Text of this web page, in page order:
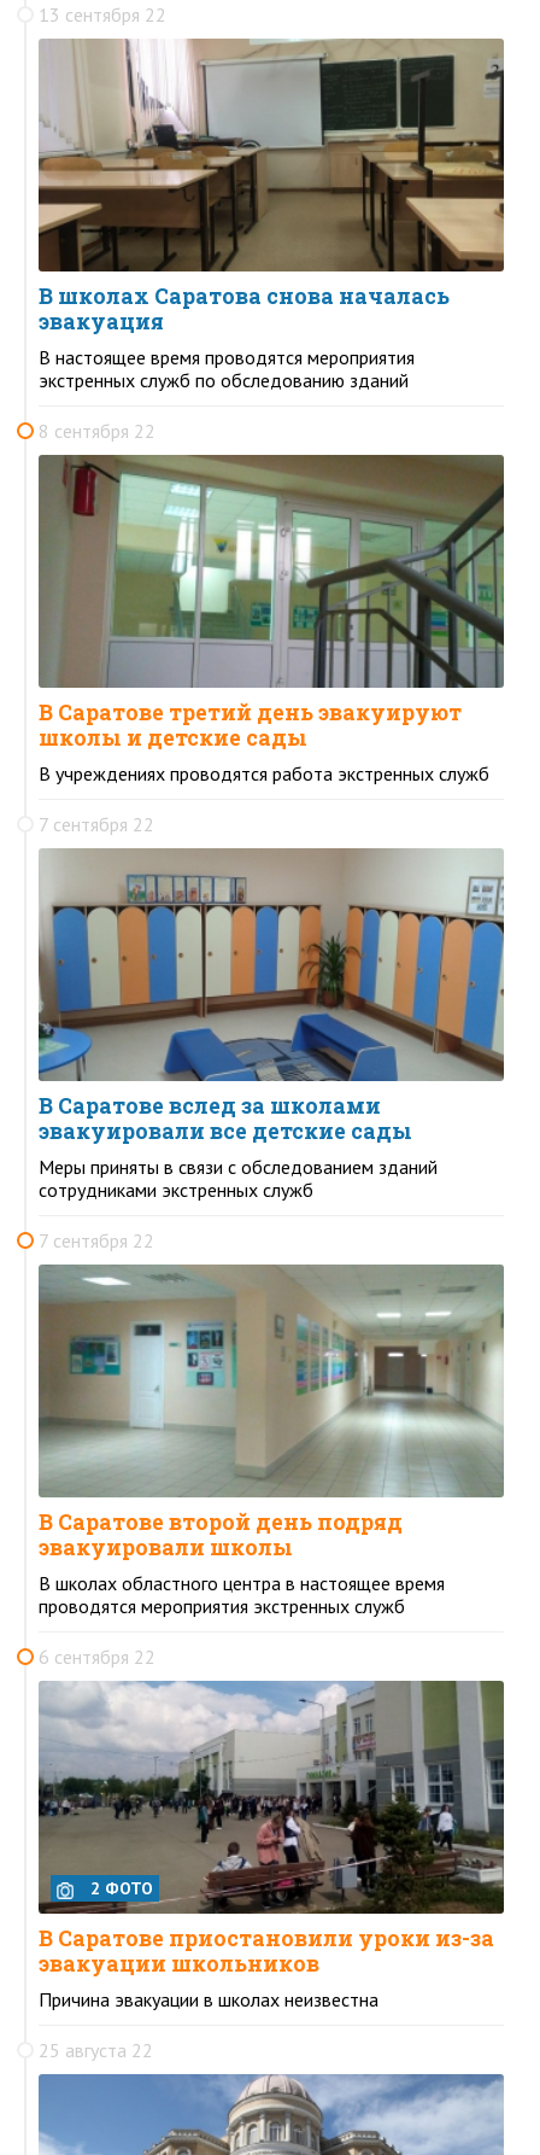
13 сентября 22
В школах Саратова снова началась
эвакуация
В настоящее время проводятся мероприятия
экстренных служб по обследованию зданий
8 сентября 22
В Саратове третий день эвакуируют
школы и детские сады
В учреждениях проводятся работа экстренных служб
7 сентября 22
В Саратове вслед за школами
эвакуировали все детские сады
Меры приняты в связи с обследованием зданий
сотрудниками экстренных служб
7 сентября 22
В Саратове второй день подряд
эвакуировали школы
В школах областного центра в настоящее время
проводятся мероприятия экстренных служб
6 сентября 22
2 ФОТО
В Саратове приостановили уроки из-за
эвакуации школьников
Причина эвакуации в школах неизвестна
25 августа 22